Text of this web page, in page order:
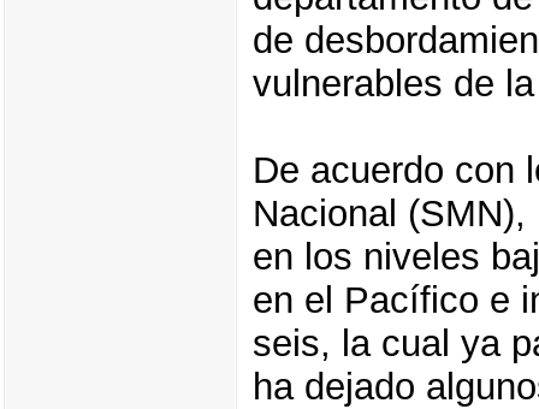
de
vulnerables de
De acuerdo con
Nacional
en los niveles
en el Pacífico e
seis, la cual ya
ha dejado